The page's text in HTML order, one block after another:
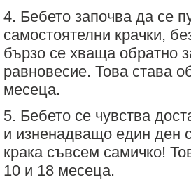
4. Бебето започва да се
самостоятелни крачки,
бързо се хваща обратно
равновесие. Това става
месеца.
5. Бебето се чувства
и изненадващо един ден
крака съвсем самичко!
10 и 18 месеца.